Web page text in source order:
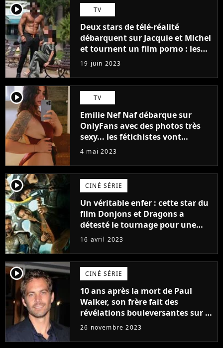
player2 TV
Deux stars de télé-réalité
débarquent sur Jacquie et Michel
et tournent un film porno : les
premières images du tournage
(exclu)
19 juin 2023
player2 TV
Emilie Nef Naf débarque sur
OnlyFans avec des photos très
sexy... les fétichistes vont
prendre leur pied !
4 mai 2023
player2 CINÉ SÉRIE
Un véritable enfer : cette star du
film Donjons et Dragons a
détesté le tournage pour une
raison très spéciale
16 avril 2023
player2 CINÉ SÉRIE
10 ans après la mort de Paul
Walker, son frère fait des
révélations bouleversantes sur la
réaction des acteurs de Fast and
26 novembre 2023